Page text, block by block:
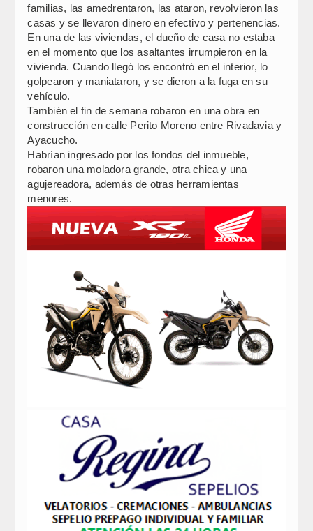
familias, las amedrentaron, las ataron, revolvieron las
casas y se llevaron dinero en efectivo y pertenencias.
En una de las viviendas, el dueño de casa no estaba
en el momento que los asaltantes irrumpieron en la
vivienda. Cuando llegó los encontró en el interior, lo
golpearon y maniataron, y se dieron a la fuga en su
vehículo.
También el fin de semana robaron en una obra en
construcción en calle Perito Moreno entre Rivadavia y
Ayacucho.
Habrían ingresado por los fondos del inmueble,
robaron una moladora grande, otra chica y una
agujereadora, además de otras herramientas
menores.